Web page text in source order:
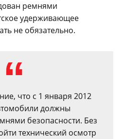
ремнями
удерживающее
не обязательно.
что с 1 января 2012
должны
безопасности. Без
технический осмотр